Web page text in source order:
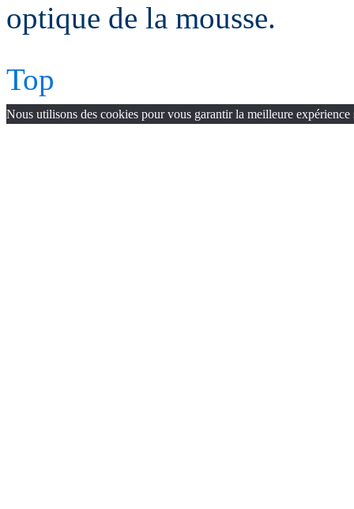
optique de la mousse.
Top
Nous utilisons des cookies pour vous garantir la meilleure expérience